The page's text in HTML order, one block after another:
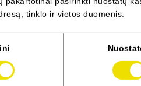
tinklo ir vietos duomenis.